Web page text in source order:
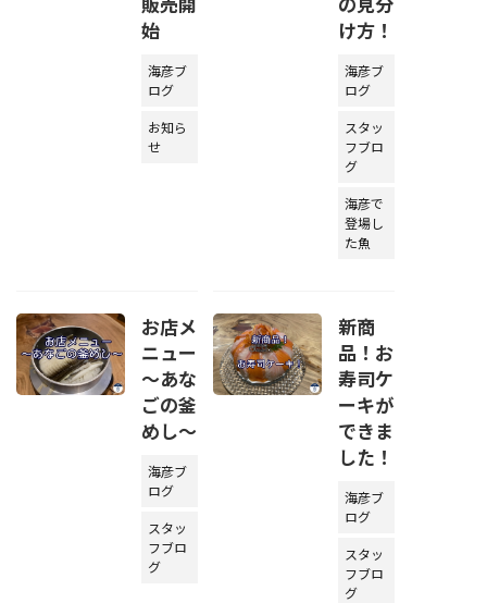
始
海彦ブ
ログ
お知ら
せ
け方！
海彦ブ
ログ
スタッ
フブロ
グ
海彦で
登場し
た魚
お店メ
ニュー
～あな
ごの釜
めし～
海彦ブ
ログ
スタッ
フブロ
グ
新商
品！お
寿司ケ
ーキが
できま
した！
海彦ブ
ログ
スタッ
フブロ
グ